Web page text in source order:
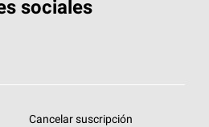
techos
de techos
o encuentre un
sociales
Cancelar suscripción